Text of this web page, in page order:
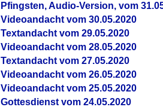
Pfingsten, Audio-Version, vom
Videoandacht vom 30.05.2020
Textandacht vom 29.05.2020
Videoandacht vom 28.05.2020
Textandacht vom 27.05.2020
Videoandacht vom 26.05.2020
Videoandacht vom 25.05.2020
Gottesdienst vom 24.05.2020